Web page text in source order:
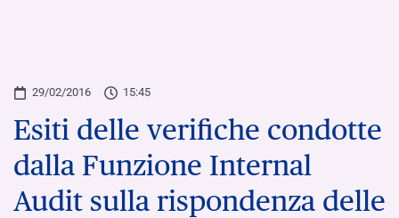
29/02/2016 15:45
Esiti delle verifiche condotte
dalla Funzione Internal
Audit sulla rispondenza delle